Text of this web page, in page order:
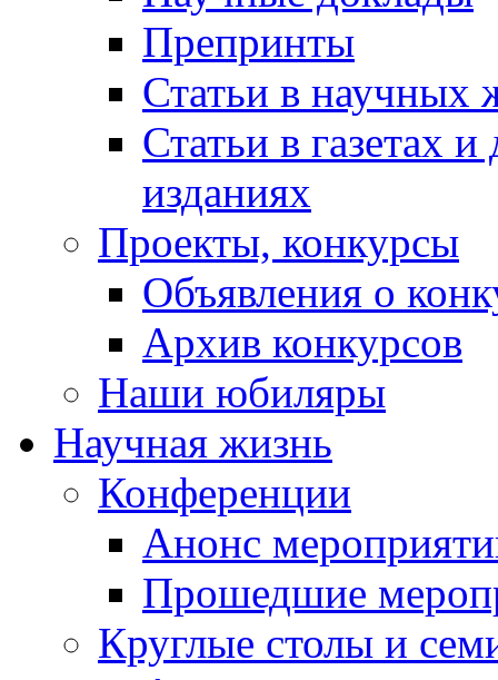
Препринты
Статьи в научных
Статьи в газетах
изданиях
Проекты, конкурсы
Объявления о
Архив конкурсов
Наши юбиляры
Научная жизнь
Конференции
Анонс
Прошедшие
Круглые столы и